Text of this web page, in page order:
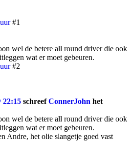
#1
wel de betere all round driver die ook
wat er moet gebeuren.
#2
22:15 schreefConnerJohn het
wel de betere all round driver die ook
wat er moet gebeuren.
Andre, het olie slangetje goed vast